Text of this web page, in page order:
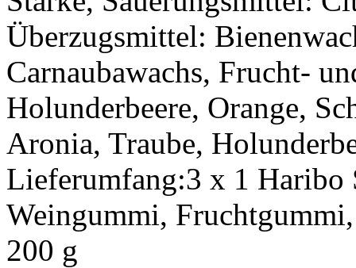
Überzugsmittel:
Carnaubawachs, Frucht-
Holunderbeere, Orange,
Aronia, Traube,
Lieferumfang:3 x 1 Haribo
Weingummi,
200 g